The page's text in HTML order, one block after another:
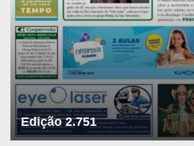
Edição 2.751